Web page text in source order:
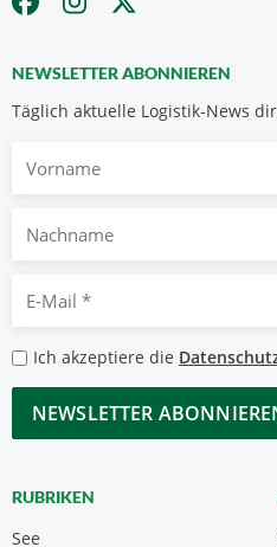
NEWSLETTER ABONNIEREN
Täglich aktuelle Logistik-News
Nachname
Mail
*
Datenschutzbestimmungen
*
Ich akzeptiere die
CAPTCHA
RUBRIKEN
See